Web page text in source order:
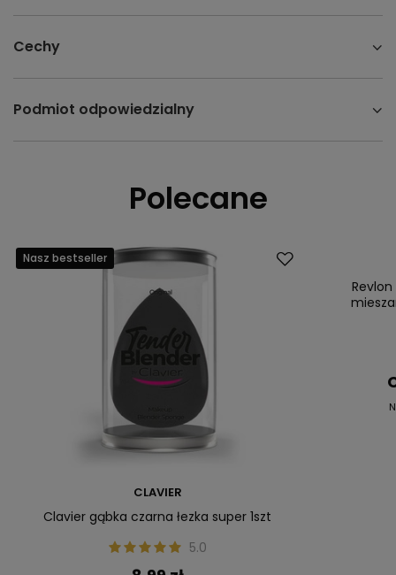
Cechy
Podmiot odpowiedzialny
Polecane
Nasz bestseller
CLAVIER
Clavier gąbka czarna łezka super 1szt
5.0
Nasz